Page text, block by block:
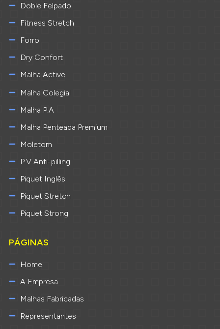
Doble Felpado
Fitness Stretch
Forro
Dry Confort
Malha Active
Malha Colegial
Malha P.A
Malha Penteada Premium
Moletom
P.V Anti-pilling
Piquet Inglês
Piquet Stretch
Piquet Strong
PÁGINAS
Home
A Empresa
Malhas Fabricadas
Representantes